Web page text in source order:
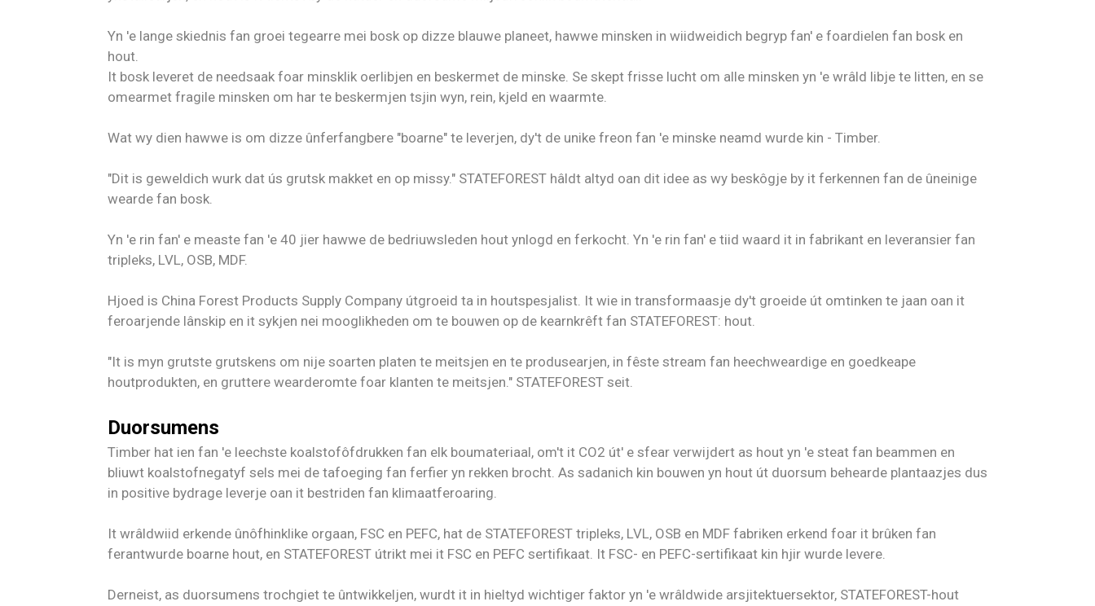
Yn 'e lange skiednis fan groei tegearre mei bosk op dizze blauwe planeet, hawwe minsken in wiidweidich begryp fan' e foardielen fan bosk en
hout.
It bosk leveret de needsaak foar minsklik oerlibjen en beskermet de minske. Se skept frisse lucht om alle minsken yn 'e wrâld libje te litten, en se
omearmet fragile minsken om har te beskermjen tsjin wyn, rein, kjeld en waarmte.
Wat wy dien hawwe is om dizze ûnferfangbere "boarne" te leverjen, dy't de unike freon fan 'e minske neamd wurde kin - Timber.
"Dit is geweldich wurk dat ús grutsk makket en op missy." STATEFOREST hâldt altyd oan dit idee as wy beskôgje by it ferkennen fan de ûneinige
wearde fan bosk.
Yn 'e rin fan' e measte fan 'e 40 jier hawwe de bedriuwsleden hout ynlogd en ferkocht. Yn 'e rin fan' e tiid waard it in fabrikant en leveransier fan
tripleks, LVL, OSB, MDF.
Hjoed is China Forest Products Supply Company útgroeid ta in houtspesjalist. It wie in transformaasje dy't groeide út omtinken te jaan oan it
feroarjende lânskip en it sykjen nei mooglikheden om te bouwen op de kearnkrêft fan STATEFOREST: hout.
"It is myn grutste grutskens om nije soarten platen te meitsjen en te produsearjen, in fêste stream fan heechweardige en goedkeape
houtprodukten, en gruttere wearderomte foar klanten te meitsjen." STATEFOREST seit.
Duorsumens
Timber hat ien fan 'e leechste koalstofôfdrukken fan elk boumateriaal, om't it CO2 út' e sfear verwijdert as hout yn 'e steat fan beammen en
bliuwt koalstofnegatyf sels mei de tafoeging fan ferfier yn rekken brocht. As sadanich kin bouwen yn hout út duorsum behearde plantaazjes dus
in positive bydrage leverje oan it bestriden fan klimaatferoaring.
It wrâldwiid erkende ûnôfhinklike orgaan, FSC en PEFC, hat de STATEFOREST tripleks, LVL, OSB en MDF fabriken erkend foar it brûken fan
ferantwurde boarne hout, en STATEFOREST útrikt mei it FSC en PEFC sertifikaat. It FSC- en PEFC-sertifikaat kin hjir wurde levere.
Derneist, as duorsumens trochgiet te ûntwikkeljen, wurdt it in hieltyd wichtiger faktor yn 'e wrâldwide arsjitektuersektor, STATEFOREST-hout